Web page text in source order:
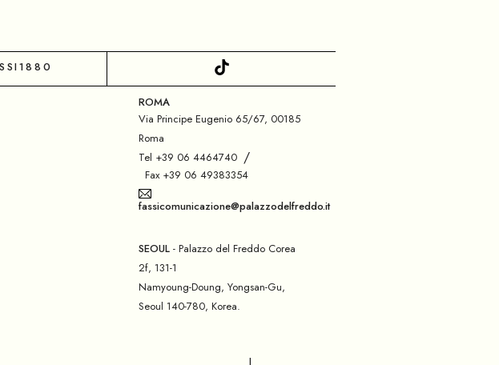
ROMA
Via Principe Eugenio 65/67, 00185
Roma
Tel +39 06 4464740 /
Fax +39 06 49383354
fassicomunicazione@palazzodelfreddo.it
SEOUL- Palazzo del Freddo Corea
2f, 131-1
Namyoung-Doung, Yongsan-Gu,
Seoul 140-780, Korea.